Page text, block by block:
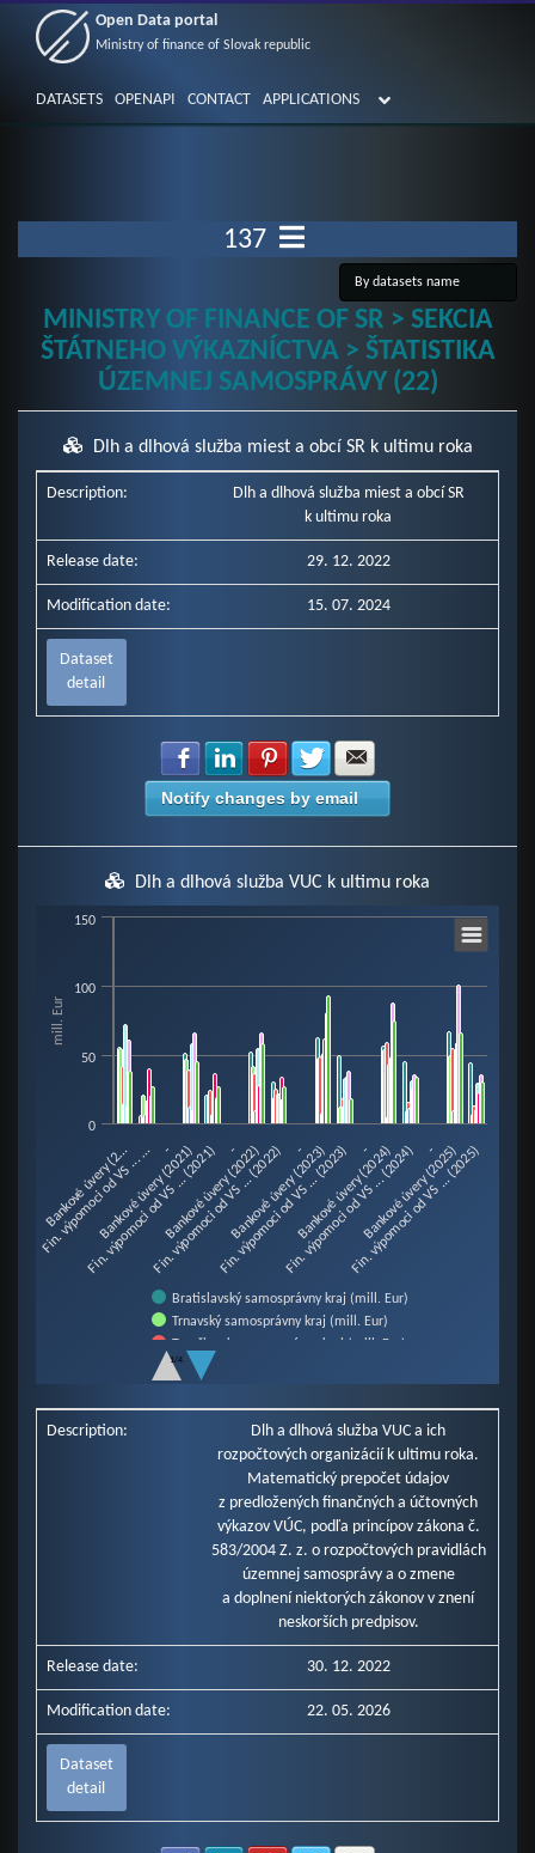
Open Data portal
Ministry of finance of Slovak republic
DATASETS OPENAPI CONTACT APPLICATIONS
137
MINISTRY OF FINANCE OF SR > SEKCIA
ŠTÁTNEHO VÝKAZNÍCTVA > ŠTATISTIKA
ÚZEMNEJ SAMOSPRÁVY (22)
Dlh a dlhová služba miest a obcí SR k ultimu roka
Description:
Dlh a dlhová služba miest a obcí SR
k ultimu roka
Release date: 29. 12. 2022
Modification date: 15. 07. 2024
Dataset
detail
Share with Facebook
Share with LinkedIn
Share with Pinterest
Share with Twitter
Notify changes by email
Dlh a dlhová služba VUC k ultimu roka
Chart
Bar chart with 8 data series.
View as data table, Chart
The chart has 1 X axis displaying categories.
The chart has 1 Y axis displaying mill. Eur. Data ranges from 5.03 to
mill. Eur
Bratislavský samosprávny kraj (mill. Eur)
Trnavský samosprávny kraj (mill. Eur)
Trenčiansky samosprávny kraj (mill. Eur)
Nitriansky samosprávny kraj (mill. Eur)
Banskobystrický samosprávny kraj (mill. Eur)
Prešovský samosprávny kraj (mill. Eur)
Košický samosprávny kraj (mill. Eur)
1/4
Bankové úvery (2…
Fin. výpomoci od VS ... … -
Bankové úvery (2021)
Fin. výpomoci od VS ... (2021) -
Bankové úvery (2022)
Fin. výpomoci od VS ... (2022) -
Bankové úvery (2023)
Fin. výpomoci od VS ... (2023) -
Bankové úvery (2024)
Fin. výpomoci od VS ... (2024) -
Bankové úvery (2025)
Fin. výpomoci od VS ... (2025)
0
50
100
150
Description:
Dlh a dlhová služba VUC a ich
rozpočtových organizácií k ultimu roka.
Matematický prepočet údajov
z predložených finančných a účtovných
výkazov VÚC, podľa princípov zákona č.
583/2004 Z. z. o rozpočtových pravidlách
územnej samosprávy a o zmene
a doplnení niektorých zákonov v znení
neskorších predpisov.
Release date: 30. 12. 2022
Modification date: 22. 05. 2026
Dataset
detail